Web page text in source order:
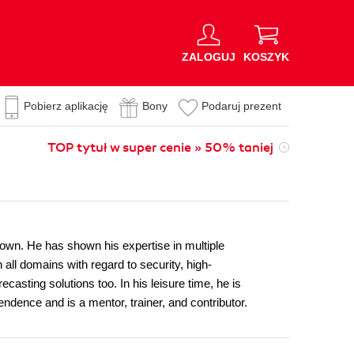
ZALOGUJ KOSZYK
Pobierz aplikację Bony Podaruj prezent
TOP tytuł w super cenie » 50% taniej
He has shown his expertise in multiple
domains with regard to security, high-
solutions too. In his leisure time, he is
and is a mentor, trainer, and contributor.